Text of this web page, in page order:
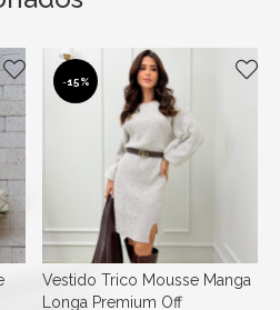
-15%
Vestido Trico Mousse Manga
Longa Premium Off